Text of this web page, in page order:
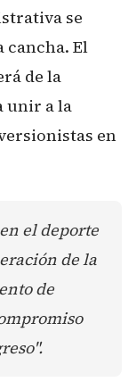
se
El
de la
unir a la
en
el deporte
de la
de